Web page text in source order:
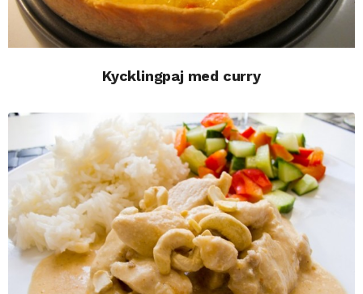
Kycklingpaj med curry